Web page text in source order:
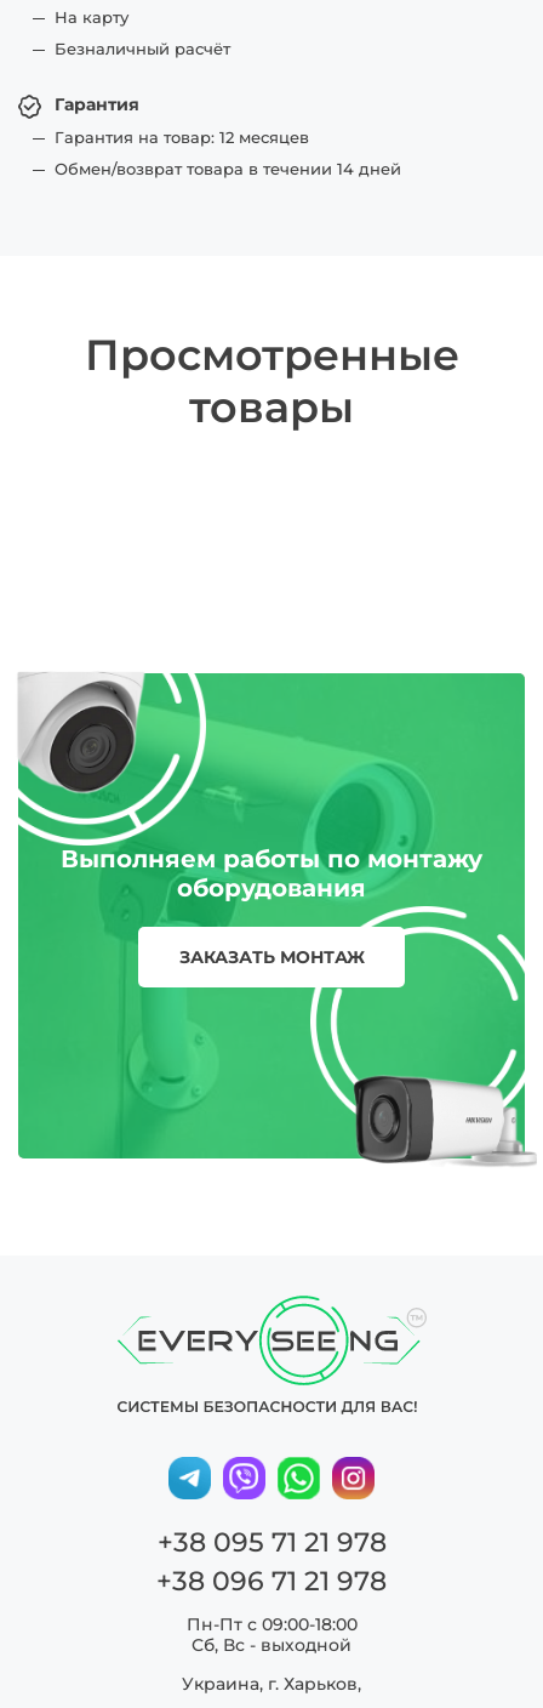
На карту
Безналичный расчёт
Гарантия
Гарантия на товар: 12 месяцев
Обмен/возврат товара в течении 14 дней
Просмотренные
товары
Выполняем работы по монтажу
оборудования
ЗАКАЗАТЬ МОНТАЖ
+38 095 71 21 978
+38 096 71 21 978
Пн-Пт с 09:00-18:00
Сб, Вс - выходной
Украина, г. Харьков,